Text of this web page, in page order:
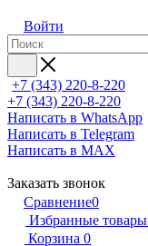
Войти
+7 (343) 220-8-220
+7 (343) 220-8-220
Написать в WhatsApp
Написать в Telegram
Написать в MAX
Заказать звонок
Сравнение0
Избранные товары
Корзина 0